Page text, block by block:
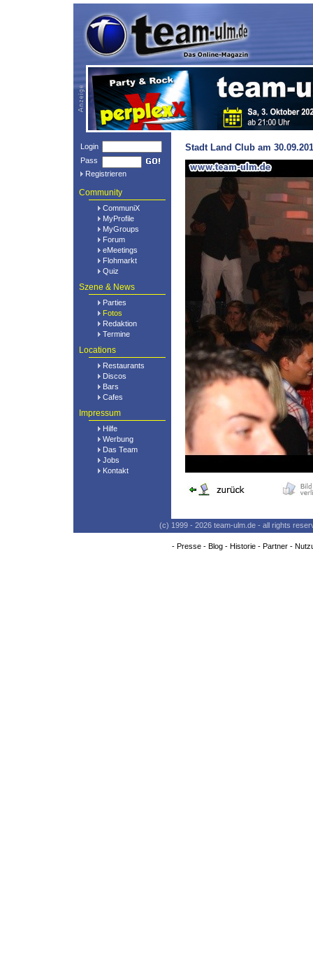
Login
Pass
Registrieren
Community
CommuniX
MyProfile
MyGroups
Forum
eMeetings
Flohmarkt
Quiz
Szene & News
Parties
Fotos
Redaktion
Termine
Locations
Restaurants
Discos
Bars
Cafes
Impressum
Hilfe
Werbung
Das Team
Jobs
Kontakt
Stadt Land Club am
(c) 1999 - 2026 team-ulm.de - all rights
- Presse- Blog- Historie- Partner-